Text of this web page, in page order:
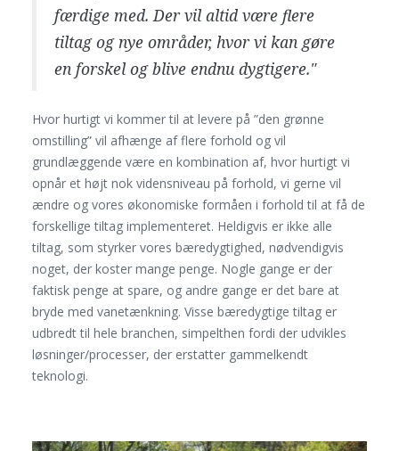
færdige med. Der vil altid være flere
tiltag og nye områder, hvor vi kan gøre
en forskel og blive endnu dygtigere."
Hvor hurtigt vi kommer til at levere på ”den grønne
omstilling” vil afhænge af flere forhold og vil
grundlæggende være en kombination af, hvor hurtigt vi
opnår et højt nok vidensniveau på forhold, vi gerne vil
ændre og vores økonomiske formåen i forhold til at få de
forskellige tiltag implementeret. Heldigvis er ikke alle
tiltag, som styrker vores bæredygtighed, nødvendigvis
noget, der koster mange penge. Nogle gange er der
faktisk penge at spare, og andre gange er det bare at
bryde med vanetænkning. Visse bæredygtige tiltag er
udbredt til hele branchen, simpelthen fordi der udvikles
løsninger/processer, der erstatter gammelkendt
teknologi.